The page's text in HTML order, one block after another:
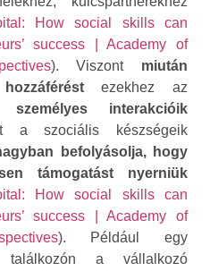
How social skills can
success | Academy of
). Viszont miután
ezekhez az
aszemélyes interakcióik
szociális készségeik
befolyásolja, hogy
támogatást nyerniük
How social skills can
success | Academy of
). Például egy
találkozón a vállalkozó